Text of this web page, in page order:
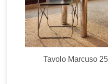
Tavolo Marcuso